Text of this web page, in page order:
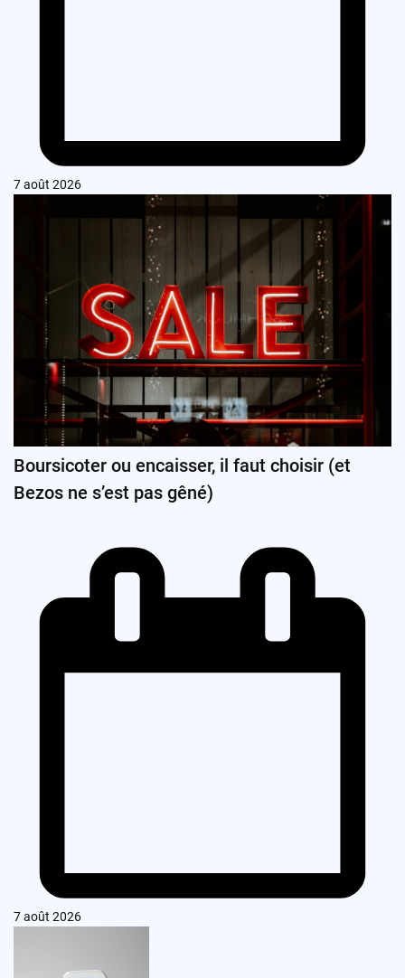
7 août 2026
Boursicoter ou encaisser, il faut choisir (et
Bezos ne s’est pas gêné)
7 août 2026